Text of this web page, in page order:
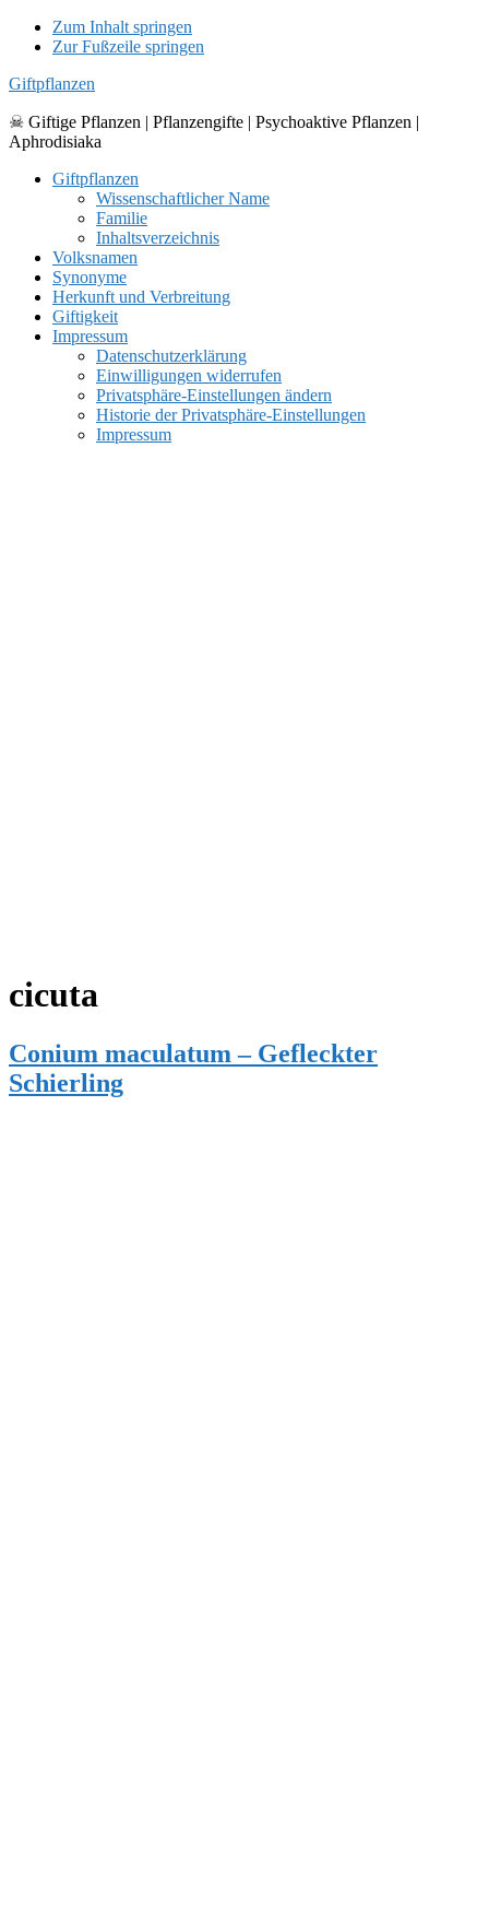
Zum Inhalt springen
Zur Fußzeile springen
Giftpflanzen
☠ Giftige Pflanzen | Pflanzengifte | Psychoaktive Pflanzen |
Aphrodisiaka
Giftpflanzen
Wissenschaftlicher Name
Familie
Inhaltsverzeichnis
Volksnamen
Synonyme
Herkunft und Verbreitung
Giftigkeit
Impressum
Datenschutzerklärung
Einwilligungen widerrufen
Privatsphäre-Einstellungen ändern
Historie der Privatsphäre-Einstellungen
Impressum
cicuta
Conium maculatum – Gefleckter
Schierling